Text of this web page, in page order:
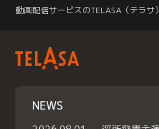
動画配信サービスのTELASA（テラサ）
NEWS